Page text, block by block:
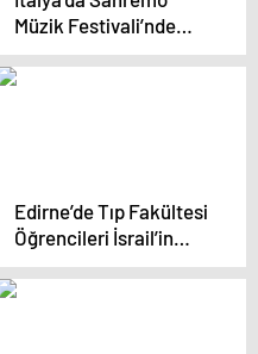
Müzik Festivali’nde
İsrail’e destek
açıklaması protesto
Edirne’de Tıp Fakültesi
Öğrencileri İsrail’in
Gazze İşgalini Protesto
Etti